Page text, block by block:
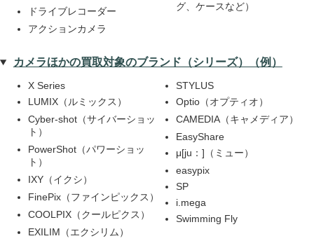
ドライブレコーダー
アクションカメラ
グ、ケースなど）
カメラほかの買取対象のブランド（シリーズ）（例）
X Series
LUMIX（ルミックス）
Cyber-shot（サイバーショッ
ト）
PowerShot（パワーショッ
ト）
IXY（イクシ）
FinePix（ファインピックス）
COOLPIX（クールピクス）
EXILIM（エクシリム）
STYLUS
Optio（オプティオ）
CAMEDIA（キャメディア）
EasyShare
μ[ju：]（ミュー）
easypix
SP
i.mega
Swimming Fly